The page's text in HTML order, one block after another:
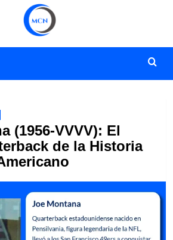
(1956-VVVV): El
de la Historia